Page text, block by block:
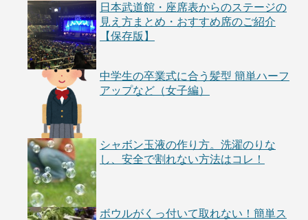
日本武道館・座席表からのステージの
見え方まとめ・おすすめ席のご紹介
【保存版】
中学生の卒業式に合う髪型 簡単ハーフ
アップなど（女子編）
シャボン玉液の作り方。洗濯のりな
し、安全で割れない方法はコレ！
ボウルがくっ付いて取れない！簡単ス